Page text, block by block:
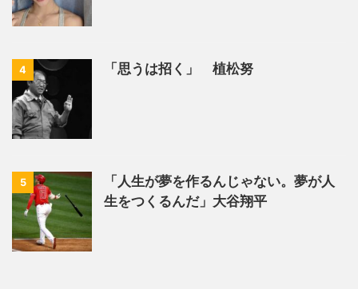
4 「思うは招く」 植松努
5
「人生が夢を作るんじゃない。夢が人
生をつくるんだ」大谷翔平